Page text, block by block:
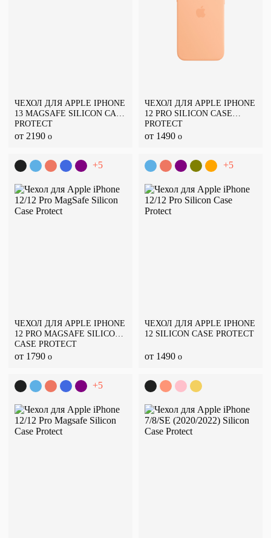
ЧЕХОЛ ДЛЯ APPLE IPHONE
13 MAGSAFE SILICON CASE
PROTECT
от 2190 o
ЧЕХОЛ ДЛЯ APPLE IPHONE
12 PRO SILICON CASE
PROTECT
от 1490 o
+5
ЧЕХОЛ ДЛЯ APPLE IPHONE
12 PRO MAGSAFE SILICON
CASE PROTECT
от 1790 o
+5
ЧЕХОЛ ДЛЯ APPLE IPHONE
12 SILICON CASE PROTECT
от 1490 o
+5